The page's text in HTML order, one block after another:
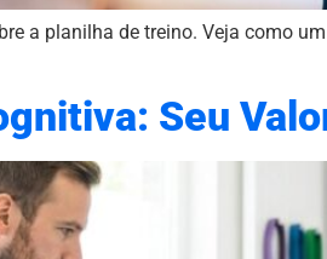
a planilha de treino. Veja como
Seu